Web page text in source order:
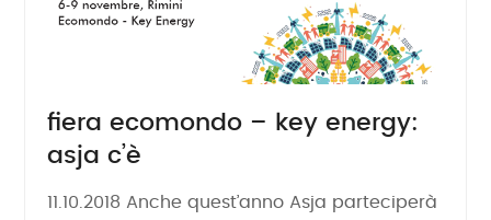
fiera ecomondo – key energy:
asja c’è
11.10.2018 Anche quest’anno Asja parteciperà